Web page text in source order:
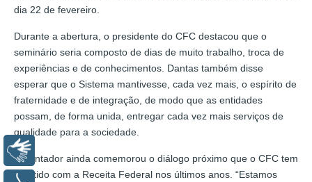
dia 22 de fevereiro.
Durante a abertura, o presidente do CFC destacou que o
seminário seria composto de dias de muito trabalho, troca de
experiências e de conhecimentos. Dantas também disse
esperar que o Sistema mantivesse, cada vez mais, o espírito de
fraternidade e de integração, de modo que as entidades
possam, de forma unida, entregar cada vez mais serviços de
qualidade para a sociedade.
O contador ainda comemorou o diálogo próximo que o CFC tem
mantido com a Receita Federal nos últimos anos. “Estamos